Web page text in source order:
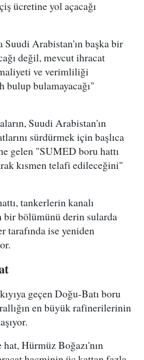
ücretine yol açacağı
Suudi Arabistan'ın başka bir
değil, mevcut ihracat
ve verimliliği
bulup bulamayacağı"
Suudi Arabistan'ın
sürdürmek için başlıca
gelen "SUMED boru hattı
kısmen telafi edileceğini"
tankerlerin kanalı
bölümünü derin sularda
tarafında ise yeniden
geçen Doğu-Batı boru
en büyük rafinerilerinin
Hürmüz Boğazı'nın